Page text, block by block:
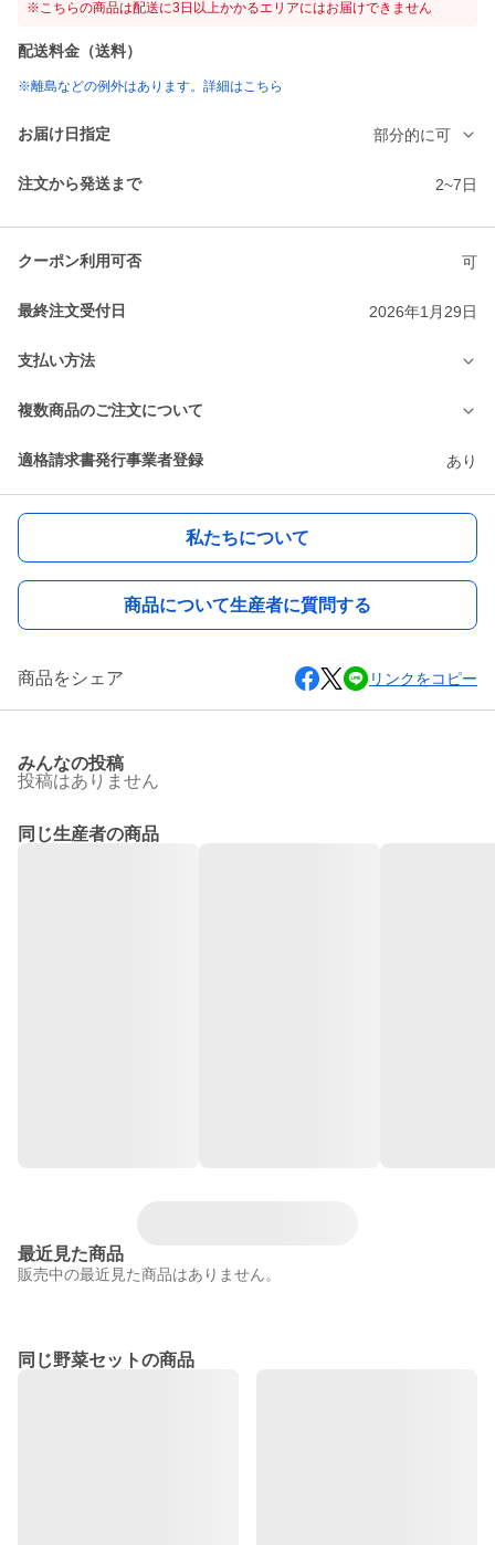
※こちらの商品は配送に3日以上かかるエリアにはお届けできません
配送料金（送料）
※離島などの例外はあります。詳細はこちら
お届け日指定 部分的に可
注文から発送まで 2~7日
クーポン利用可否 可
最終注文受付日 2026年1月29日
支払い方法
複数商品のご注文について
適格請求書発行事業者登録 あり
私たちについて
商品について生産者に質問する
商品をシェア リンクをコピー
みんなの投稿
投稿はありません
同じ生産者の商品
最近見た商品
販売中の最近見た商品はありません。
同じ野菜セットの商品